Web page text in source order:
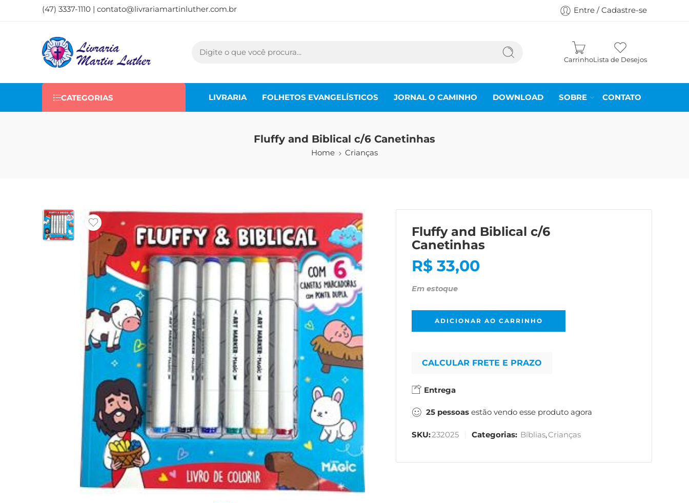
(47) 3337-1110 | contato@livrariamartinluther.com.br Entre / Cadastre-se
CarrinhoLista de Desejos
CATEGORIAS LIVRARIA FOLHETOS EVANGELÍSTICOS JORNAL O CAMINHO DOWNLOAD SOBRE CONTATO
Fluffy and Biblical c/6 Canetinhas
Home Crianças
Fluffy and Biblical c/6
Canetinhas
R$ 33,00
Em estoque
ADICIONAR AO CARRINHO
CALCULAR FRETE E PRAZO
Entrega
25 pessoas estão vendo esse produto agora
SKU:232025 Categorias: Bíblias,Crianças